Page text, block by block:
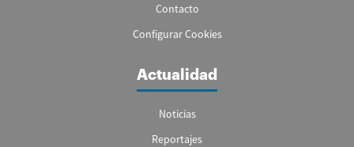
Contacto
Configurar Cookies
Actualidad
Noticias
Reportajes